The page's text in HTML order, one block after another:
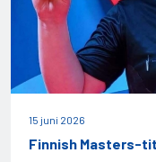
15 juni 2026
Finnish Masters-